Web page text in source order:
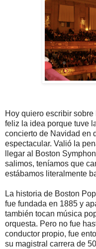
Hoy quiero escribir
feliz la idea porque tuve
concierto de Navidad en
espectacular. Valió la
llegar al Boston
salimos, teníamos que
estábamos literalmente
La historia de Boston
fue fundada en 1885 y
también tocan música
orquesta. Pero no fue
conductor propio, fue
su magistral carrera de